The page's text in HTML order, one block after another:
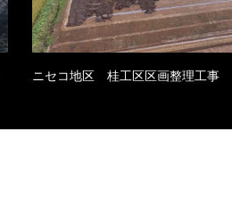
ニセコ地区 桂工区区画整理工事